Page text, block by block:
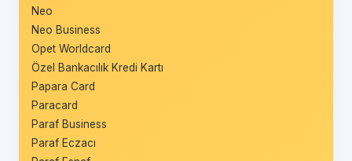
Neo
Neo Business
Opet Worldcard
Özel Bankacılık Kredi Kartı
Papara Card
Paracard
Paraf Business
Paraf Eczacı